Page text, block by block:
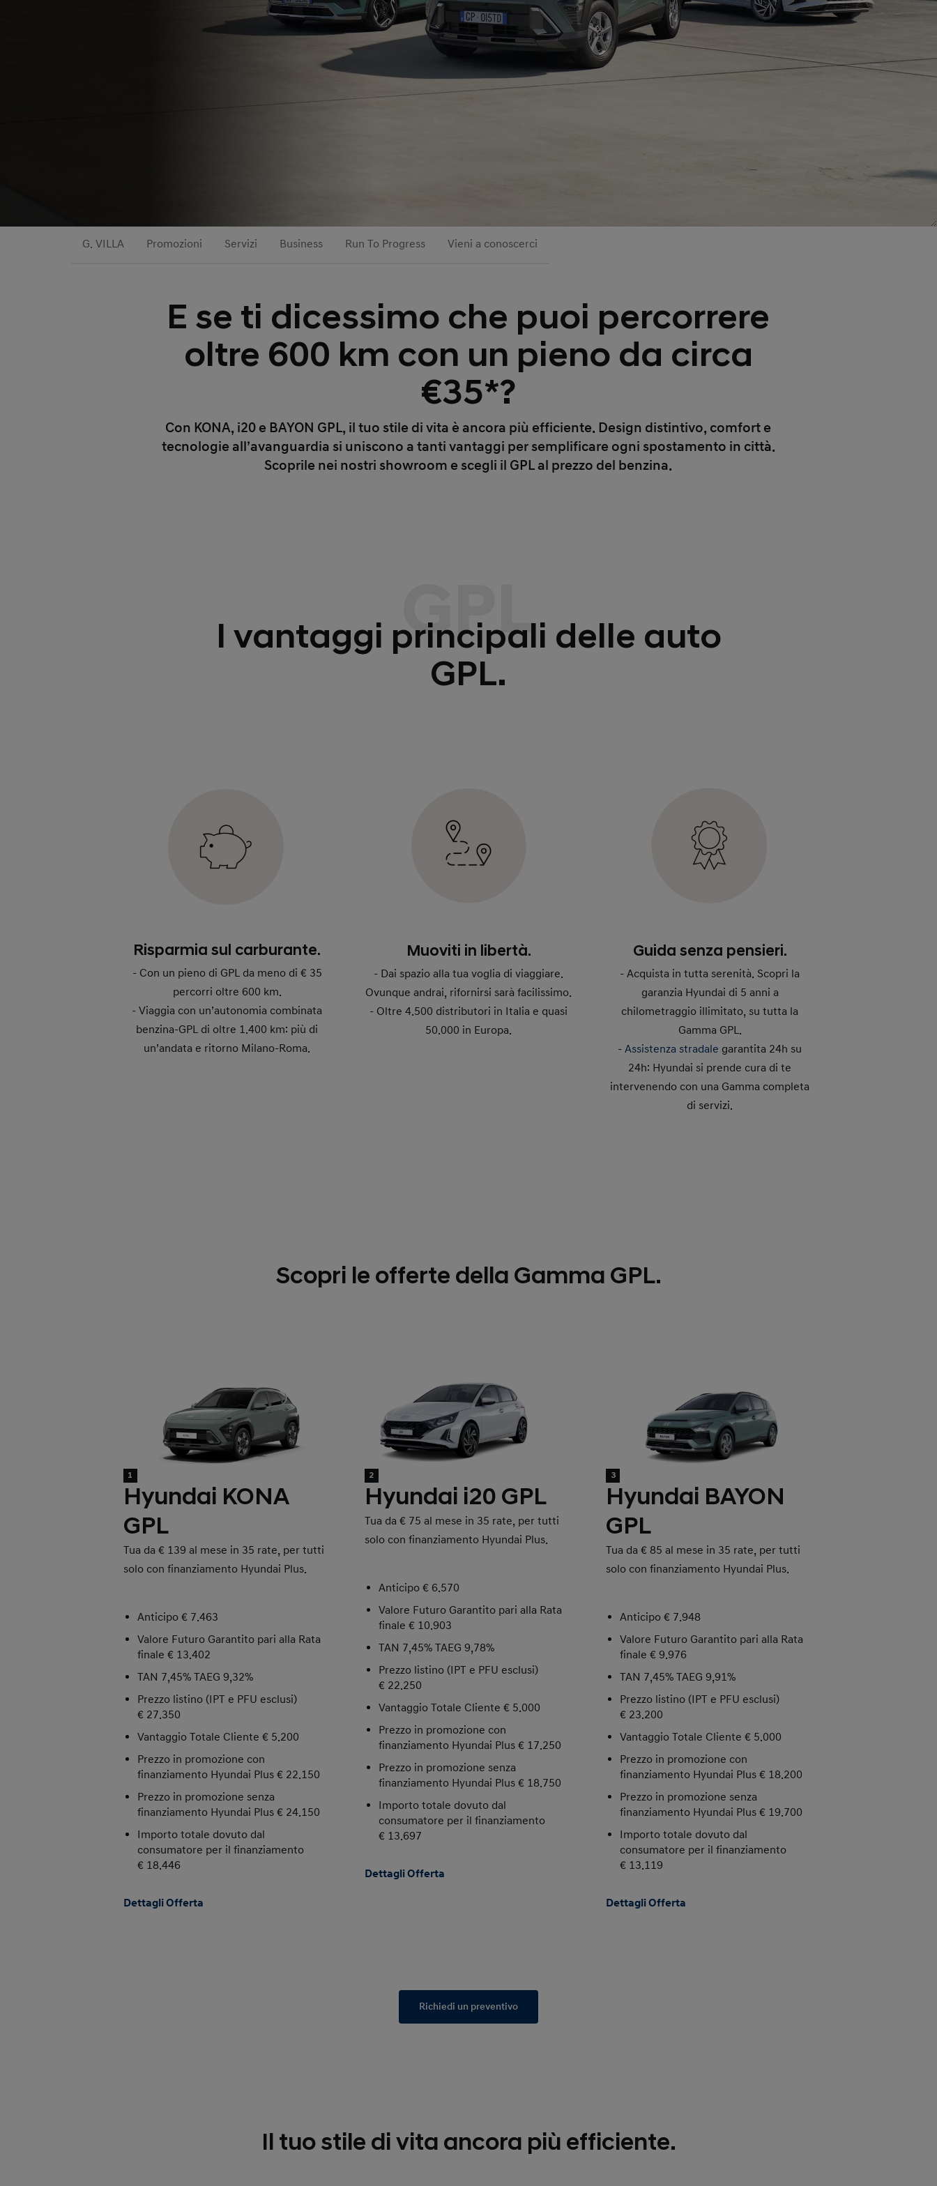
G. VILLA Promozioni Servizi Business Run To Progress Vieni a conoscerci
E se ti dicessimo che puoi percorrere
oltre 600 km con un pieno da circa
€35*?
Con KONA, i20 e BAYON GPL, il tuo stile di vita è ancora più efficiente. Design distintivo, comfort e
tecnologie all’avanguardia si uniscono a tanti vantaggi per semplificare ogni spostamento in città.
Scoprile nei nostri showroom e scegli il GPL al prezzo del benzina.
GPL
I vantaggi principali delle auto
GPL.
Risparmia sul carburante.
- Con un pieno di GPL da meno di € 35
percorri oltre 600 km.
- Viaggia con un’autonomia combinata
benzina-GPL di oltre 1.400 km: più di
un’andata e ritorno Milano-Roma.
Muoviti in libertà.
- Dai spazio alla tua voglia di viaggiare.
Ovunque andrai, rifornirsi sarà facilissimo.
- Oltre 4.500 distributori in Italia e quasi
50.000 in Europa.
Guida senza pensieri.
- Acquista in tutta serenità. Scopri la
garanzia Hyundai di 5 anni a
chilometraggio illimitato, su tutta la
Gamma GPL.
-Assistenza stradale garantita 24h su
24h: Hyundai si prende cura di te
intervenendo con una Gamma completa
di servizi.
Scopri le offerte della Gamma GPL.
1
Hyundai KONA
GPL
Tua da € 139 al mese in 35 rate, per tutti
solo con finanziamento Hyundai Plus.
Anticipo € 7.463
Valore Futuro Garantito pari alla Rata
finale € 13.402
TAN 7,45% TAEG 9,32%
Prezzo listino (IPT e PFU esclusi)
€ 27.350
Vantaggio Totale Cliente € 5.200
Prezzo in promozione con
finanziamento Hyundai Plus € 22.150
Prezzo in promozione senza
finanziamento Hyundai Plus € 24.150
Importo totale dovuto dal
consumatore per il finanziamento
€ 18.446
Dettagli Offerta
2
Hyundai i20 GPL
Tua da € 75 al mese in 35 rate, per tutti
solo con finanziamento Hyundai Plus.
Anticipo € 6.570
Valore Futuro Garantito pari alla Rata
finale € 10.903
TAN 7,45% TAEG 9,78%
Prezzo listino (IPT e PFU esclusi)
€ 22.250
Vantaggio Totale Cliente € 5.000
Prezzo in promozione con
finanziamento Hyundai Plus € 17.250
Prezzo in promozione senza
finanziamento Hyundai Plus € 18.750
Importo totale dovuto dal
consumatore per il finanziamento
€ 13.697
Dettagli Offerta
3
Hyundai BAYON
GPL
Tua da € 85 al mese in 35 rate, per tutti
solo con finanziamento Hyundai Plus.
Anticipo € 7.948
Valore Futuro Garantito pari alla Rata
finale € 9.976
TAN 7,45% TAEG 9,91%
Prezzo listino (IPT e PFU esclusi)
€ 23.200
Vantaggio Totale Cliente € 5.000
Prezzo in promozione con
finanziamento Hyundai Plus € 18.200
Prezzo in promozione senza
finanziamento Hyundai Plus € 19.700
Importo totale dovuto dal
consumatore per il finanziamento
€ 13.119
Dettagli Offerta
Richiedi un preventivo
Il tuo stile di vita ancora più efficiente.